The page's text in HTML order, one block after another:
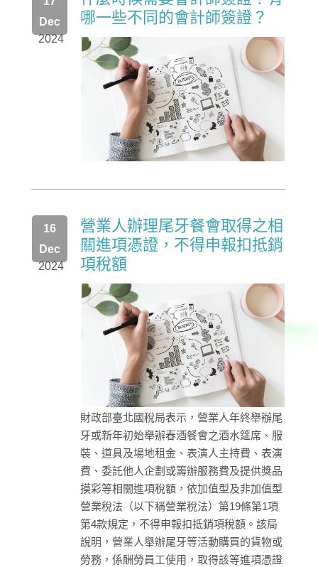
2024
Dec
哪一些不同的會計師簽證？
2024
16
Dec
營業人辦理尾牙餐會取得之相
關進項憑證，不得申報扣抵銷
項稅額
財政部臺北國稅局表示，營業人年終舉辦尾
牙或新年初始舉辦春酒餐會之酒水筵席、服
裝、道具及場地租金、表演人主持費、表演
費、委託他人企劃或籌辦服務費及提供獎品
摸彩等相關進項稅額，依加值型及非加值型
營業稅法（以下稱營業稅法）第19條第1項
第4款規定，不得申報扣抵銷項稅額。該局
說明，營業人舉辦尾牙等活動購買的貨物或
勞務，係酬勞員工使用，取得該等進項憑證